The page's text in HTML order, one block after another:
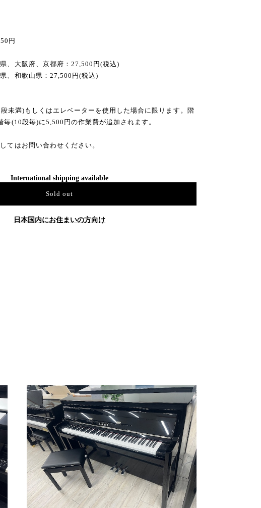
円
、大阪府、京都府：27,500円(税込)
、和歌山県：27,500円(税込)
未満)もしくはエレベーターを使用した場合に限ります。階
毎(10段毎)に5,500円の作業費が追加されます。
てはお問い合わせください。
International shipping available
Sold out
日本国内にお住まいの方向け